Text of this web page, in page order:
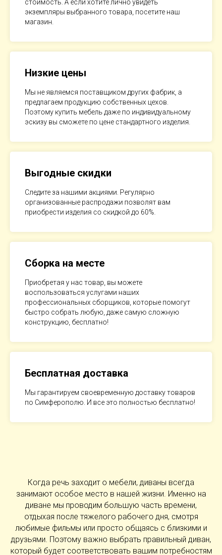
стоимость. А если хотите лично увидеть
экземпляры выбранного товара, посетите наш
магазин.
Низкие цены
Мы не являемся поставщиком других фабрик, а
предлагаем продукцию собственных цехов.
Поэтому купить мебель даже по индивидуальному
эскизу вы сможете по цене стандартного изделия.
Выгодные скидки
Следите за нашими акциями. Регулярно
организованные распродажи позволят вам
приобрести изделия со скидкой до 60%.
Сборка на месте
Приобретая у нас товар, вы можете
воспользоваться услугами наших
профессиональных сборщиков, которые помогут
быстро собрать любую, даже самую сложную
конструкцию, бесплатно!
Бесплатная доставка
Мы гарантируем своевременную доставку товаров
по Симферополю. И все это полностью бесплатно!
Когда речь заходит о мебели, диваны всегда
занимают особое место в нашей жизни. Именно на
диване мы проводим большую часть времени,
отдыхая после тяжелого рабочего дня, смотря
любимые фильмы или просто общаясь с близкими и
друзьями. Поэтому важно выбрать правильный диван,
который будет соответствовать вашим потребностям